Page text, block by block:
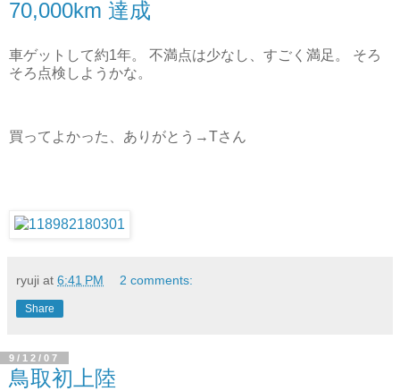
70,000km 達成
車ゲットして約1年。 不満点は少なし、すごく満足。 そろ
そろ点検しようかな。
買ってよかった、ありがとう→Tさん
ryuji at 6:41 PM 2 comments:
Share
9/12/07
鳥取初上陸